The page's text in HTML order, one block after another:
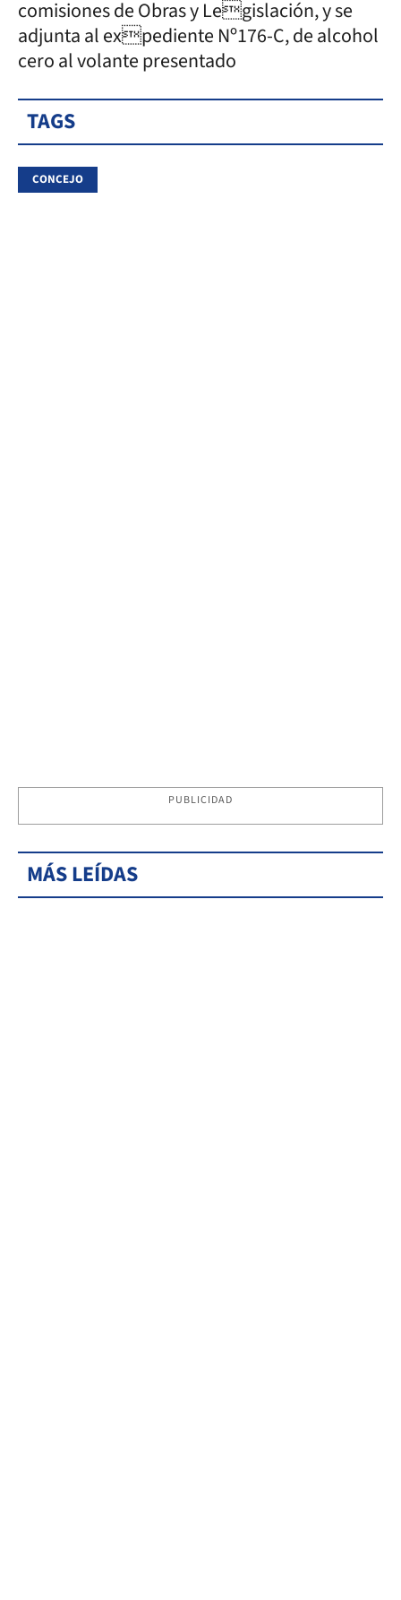
comisiones de Obras y Legislación, y se
adjunta al expediente Nº176-C, de alcohol
cero al volante presentado
TAGS
CONCEJO
PUBLICIDAD
MÁS LEÍDAS